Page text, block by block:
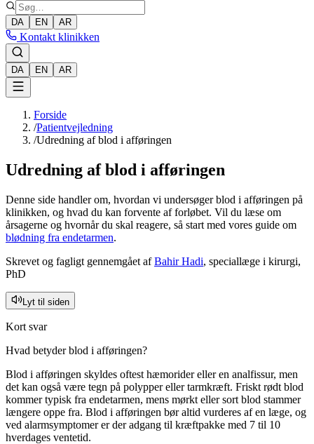
DA EN AR
Kontakt klinikken
DA EN AR
Forside
/Patientvejledning
/Udredning af blod i afføringen
Udredning af blod i afføringen
Denne side handler om, hvordan vi undersøger blod i afføringen på
klinikken, og hvad du kan forvente af forløbet. Vil du læse om
årsagerne og hvornår du skal reagere, så start med vores guide om
blødning fra endetarmen.
Skrevet og fagligt gennemgået afBahir Hadi, speciallæge i kirurgi,
PhD
Lyt til siden
Kort svar
Hvad betyder blod i afføringen?
Blod i afføringen skyldes oftest hæmorider eller en analfissur, men
det kan også være tegn på polypper eller tarmkræft. Friskt rødt blod
kommer typisk fra endetarmen, mens mørkt eller sort blod stammer
længere oppe fra. Blod i afføringen bør altid vurderes af en læge, og
ved alarmsymptomer er der adgang til kræftpakke med 7 til 10
hverdages ventetid.